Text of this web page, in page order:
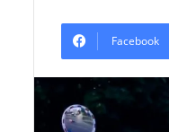
Facebook